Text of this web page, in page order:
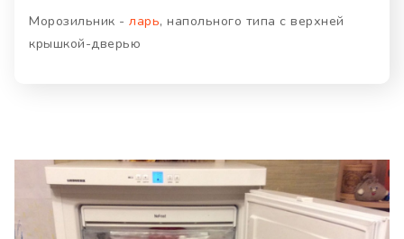
Морозильник - ларь, напольного типа с верхней
крышкой-дверью